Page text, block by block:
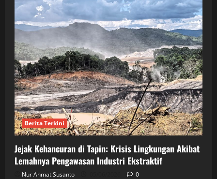
Berita Terkini
Jejak Kehancuran di Tapin: Krisis Lingkungan Akibat
Lemahnya Pengawasan Industri Ekstraktif
Nur Ahmat Susanto 0